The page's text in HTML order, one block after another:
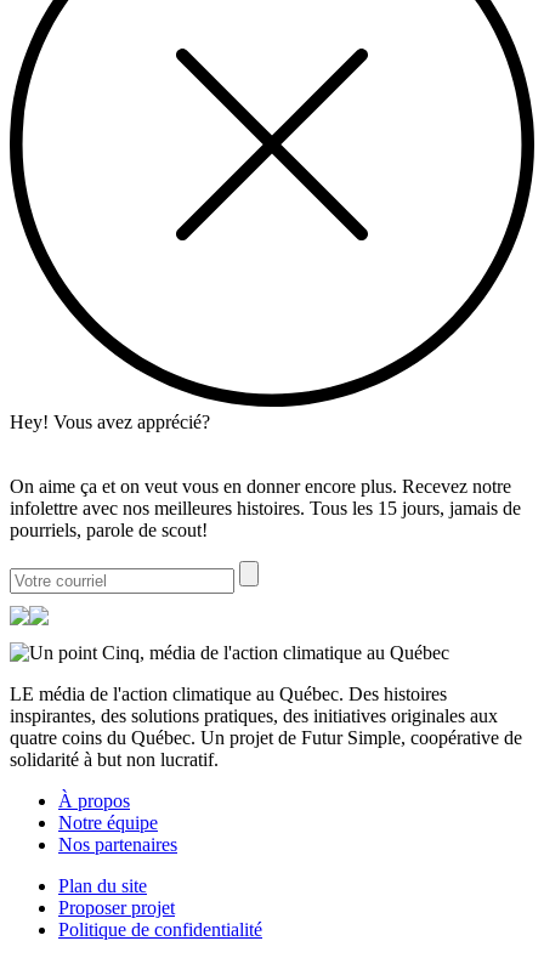
Hey! Vous avez apprécié?
On aime ça et on veut vous en donner encore plus. Recevez notre
infolettre avec nos meilleures histoires. Tous les 15 jours, jamais de
pourriels, parole de scout!
LE média de l'action climatique au Québec. Des histoires
inspirantes, des solutions pratiques, des initiatives originales aux
quatre coins du Québec. Un projet de Futur Simple, coopérative de
solidarité à but non lucratif.
À propos
Notre équipe
Nos partenaires
Plan du site
Proposer projet
Politique de confidentialité